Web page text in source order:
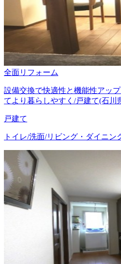
全面リフォーム
設備交換で快適性と機能性アッ
てより暮らしやすく/戸建て(石川
戸建て
トイレ/洗面/リビング・ダイニン